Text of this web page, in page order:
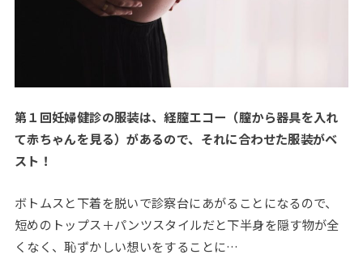
第１回妊婦健診の服装は、経膣エコー（膣から器具を入れ
て赤ちゃんを見る）があるので、それに合わせた服装がベ
スト！
ボトムスと下着を脱いで診察台にあがることになるので、
短めのトップス＋パンツスタイルだと下半身を隠す物が全
くなく、恥ずかしい想いをすることに…